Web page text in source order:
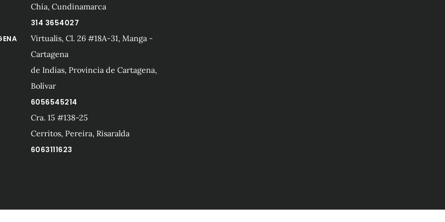
Chía, Cundinamarca
314 3654027
Virtualis, Cl. 26 #18A-31, Manga -
Cartagena
de Indias, Provincia de Cartagena,
Bolívar
6056545214
Cra. 15 #138-25
Cerritos, Pereira, Risaralda
6063111623